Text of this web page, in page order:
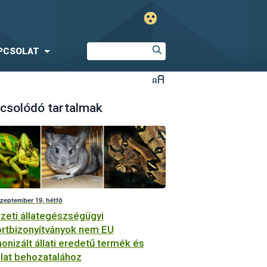
tartalmak
19, hétfő
állategészségügyi
nem EU
állati eredetű termék és
behozatalához